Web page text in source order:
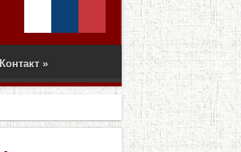
Контакт »